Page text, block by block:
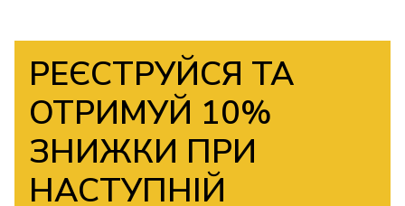
РЕЄСТРУЙСЯ ТА
ОТРИМУЙ 10%
ЗНИЖКИ ПРИ
НАСТУПНІЙ